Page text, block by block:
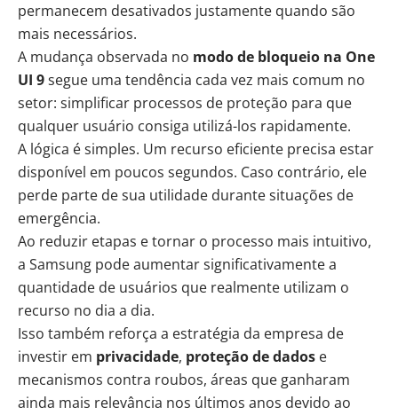
permanecem desativados justamente quando são
mais necessários.
A mudança observada no modo de bloqueio na One
UI 9segue uma tendência cada vez mais comum no
setor: simplificar processos de proteção para que
qualquer usuário consiga utilizá-los rapidamente.
A lógica é simples. Um recurso eficiente precisa estar
disponível em poucos segundos. Caso contrário, ele
perde parte de sua utilidade durante situações de
emergência.
Ao reduzir etapas e tornar o processo mais intuitivo,
a Samsung pode aumentar significativamente a
quantidade de usuários que realmente utilizam o
recurso no dia a dia.
Isso também reforça a estratégia da empresa de
investir em privacidade, proteção de dados e
mecanismos contra roubos, áreas que ganharam
ainda mais relevância nos últimos anos devido ao